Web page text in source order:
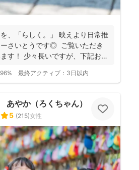
、「らしく。」 映えより日常推
ーさいとうです◎ ご覧いただき
す！ 少々長いですが、下記お読
96% 最終アクティブ： 3日以内
やか（ろくちゃん）
5 (215)女性